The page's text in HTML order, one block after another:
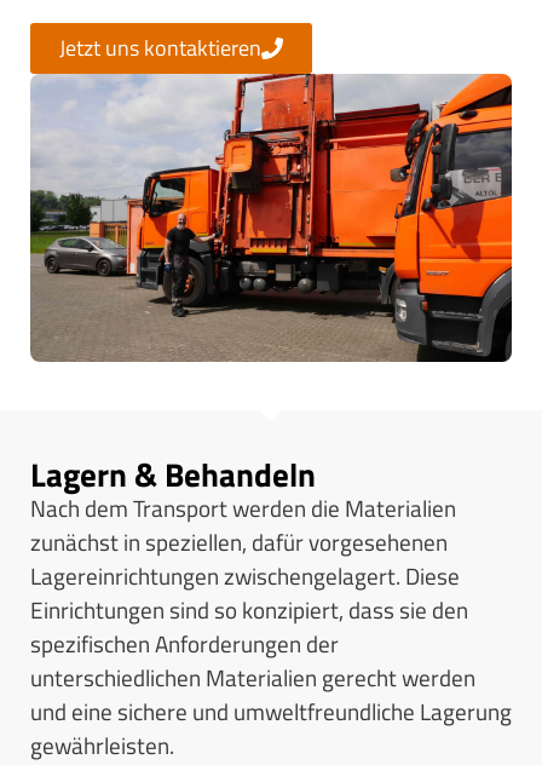
Jetzt uns kontaktieren
Lagern & Behandeln
Nach dem Transport werden die Materialien
zunächst in speziellen, dafür vorgesehenen
Lagereinrichtungen zwischengelagert. Diese
Einrichtungen sind so konzipiert, dass sie den
spezifischen Anforderungen der
unterschiedlichen Materialien gerecht werden
und eine sichere und umweltfreundliche Lagerung
gewährleisten.